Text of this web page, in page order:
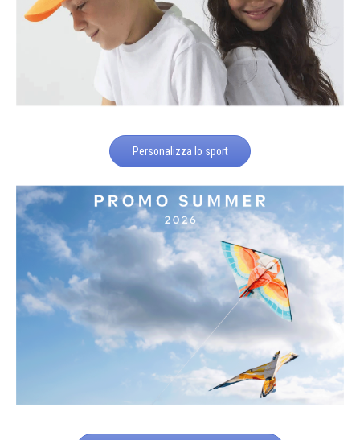
Personalizza lo sport